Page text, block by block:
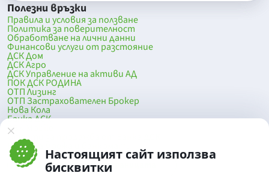
Настоящият сайт използва
бисквитки
Полезни връзки
Правила и условия за ползване
Политика за поверителност
Обработване на лични данни
Финансови услуги от разстояние
ДСК Дом
ДСК Агро
ДСК Управление на активи АД
ПОК ДСК РОДИНА
ОТП Лизинг
ОТП Застрахователен Брокер
Нова Кола
Банка ДСК
DSK Mobile
Оферти за продажба от Банка ДСК
Клонова мрежа и банкомати
До началото на страницата